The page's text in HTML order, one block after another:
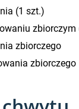
(1 szt.)
zbiorczym
zbiorczego
zbiorczego